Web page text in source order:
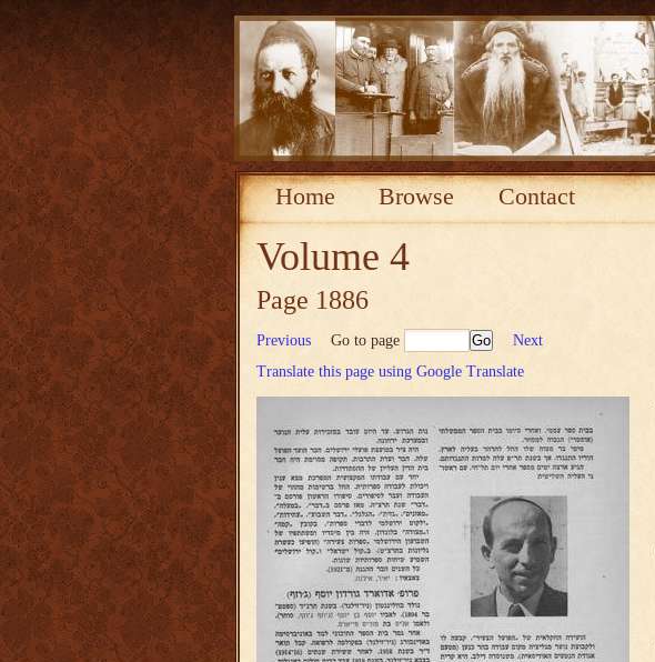
Home Browse Contact
Volume 4
Page 1886
Previous Go to page
Next
Translate this page using Google Translate